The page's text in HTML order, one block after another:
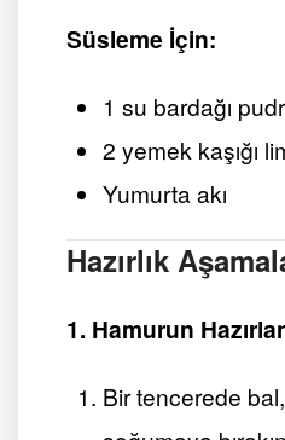
Süsleme İçin:
1 su bardağı
2 yemek kaşığı
Yumurta akı
Hazırlık
1. Hamurun
Bir tencerede